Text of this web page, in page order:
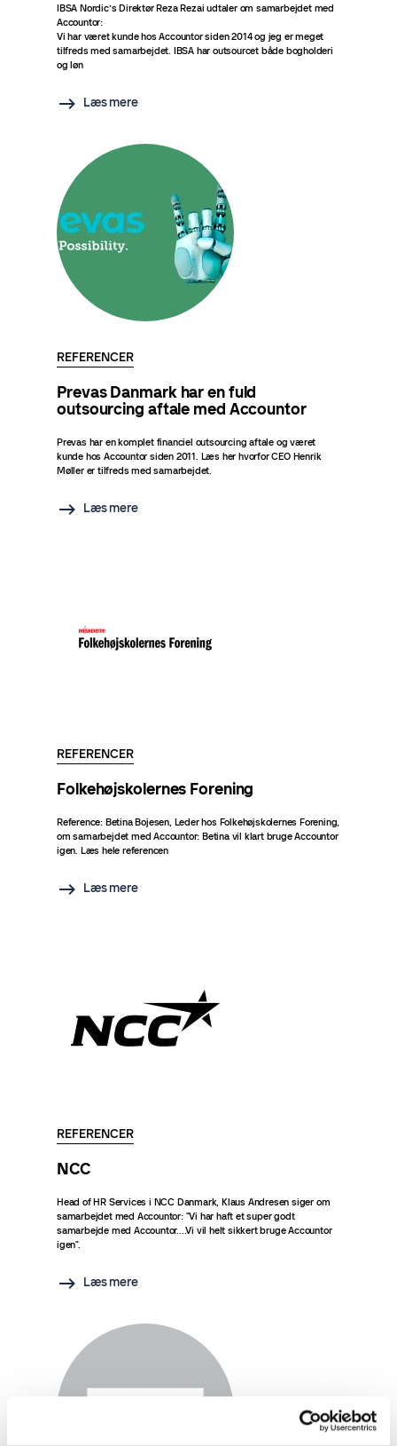
IBSA Nordic’s Direktør Reza Rezai udtaler om samarbejdet med
Accountor:
Vi har været kunde hos Accountor siden 2014 og jeg er meget
tilfreds med samarbejdet. IBSA har outsourcet både bogholderi
og løn
Læs mere
REFERENCER
Prevas Danmark har en fuld
outsourcing aftale med Accountor
Prevas har en komplet financiel outsourcing aftale og været
kunde hos Accountor siden 2011. Læs her hvorfor CEO Henrik
Møller er tilfreds med samarbejdet.
Læs mere
REFERENCER
Folkehøjskolernes Forening
Reference: Betina Bojesen, Leder hos Folkehøjskolernes Forening,
om samarbejdet med Accountor: Betina vil klart bruge Accountor
igen. Læs hele referencen
Læs mere
REFERENCER
NCC
Head of HR Services i NCC Danmark, Klaus Andresen siger om
samarbejdet med Accountor: "Vi har haft et super godt
samarbejde med Accountor....Vi vil helt sikkert bruge Accountor
igen".
Læs mere